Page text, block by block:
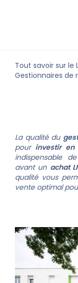
Tout savoir sur le
Gestionnaires de
La qualité du
pour investir en
indispensable
avant un achat
qualité vous
vente optimal